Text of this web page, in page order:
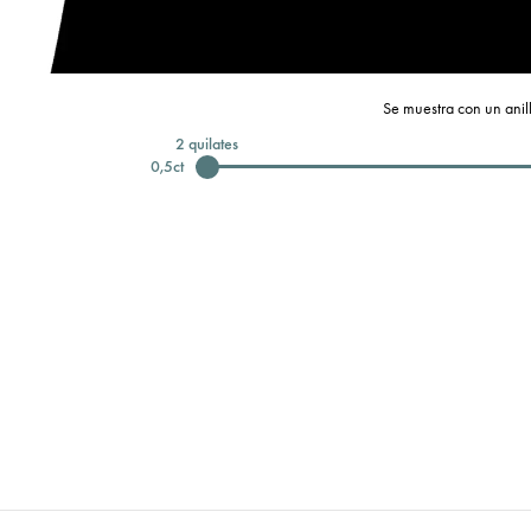
Se muestra con un
0,5ct
2 quilates